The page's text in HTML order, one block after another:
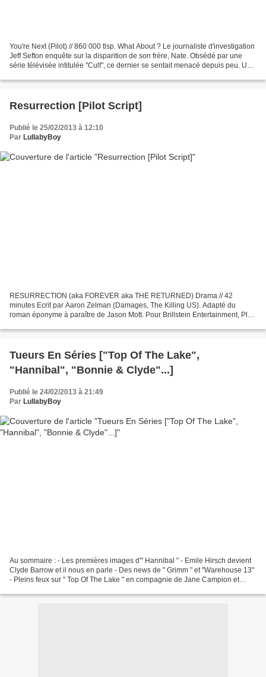
You're Next (Pilot) // 860 000 tlsp. What About ? Le journaliste d'investigation
Jeff Sefton enquête sur la disparition de son frère, Nate. Obsédé par une
série télévisée intitulée "Cult", ce dernier se sentait menacé depuis peu. Un
Resurrection [Pilot Script]
Publié le 25/02/2013 à 12:10
Par LullabyBoy
RESURRECTION (aka FOREVER aka THE RETURNED) Drama // 42
minutes Ecrit par Aaron Zelman (Damages, The Killing US). Adapté du
roman éponyme à paraître de Jason Mott. Pour Brillstein Entertainment, Plan
Tueurs En Séries ["Top Of The Lake",
"Hannibal", "Bonnie & Clyde"...]
Publié le 24/02/2013 à 21:49
Par LullabyBoy
Au sommaire : - Les premières images d'" Hannibal " - Emile Hirsch devient
Clyde Barrow et il nous en parle - Des news de " Grimm " et "Warehouse 13"
- Pleins feux sur " Top Of The Lake " en compagnie de Jane Campion et